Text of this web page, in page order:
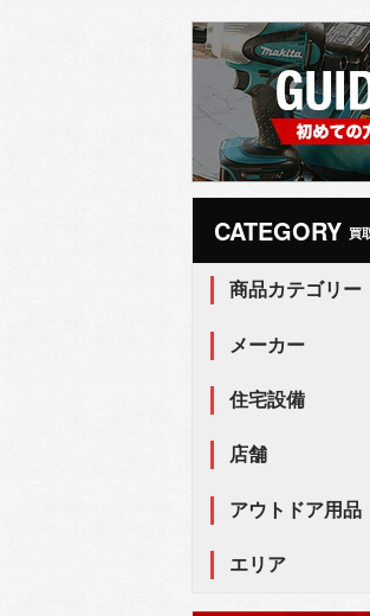
CATEGORY 買
商品カテゴリー
メーカー
住宅設備
店舗
アウトドア用品
エリア